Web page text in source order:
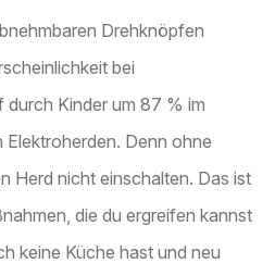
Drehknöpfen
bei
Kinder um 87 % im
Denn ohne
Herd nicht einschalten. Das ist
die du ergreifen kannst
keine Küche hast und neu